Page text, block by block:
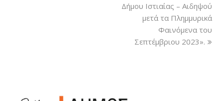
Δήμου Ιστιαίας – Αιδηψού
μετά τα Πλημμυρικά
Φαινόμενα του
Σεπτέμβριου 2023».